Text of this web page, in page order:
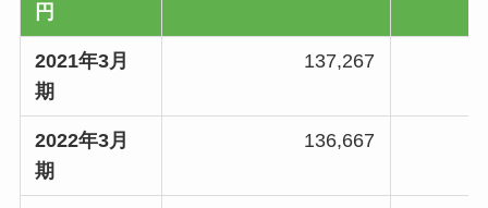
円
2021年3月
期
137,267
2022年3月
期
136,667